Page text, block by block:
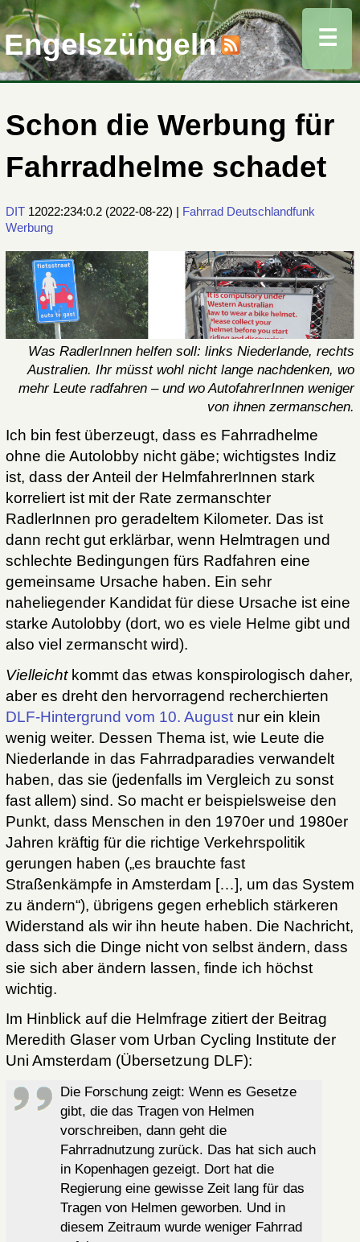
Engelszüngeln
Schon die Werbung für
Fahrradhelme schadet
DIT 12022:234:0.2 (2022-08-22) | Fahrrad Deutschlandfunk
Werbung
Was RadlerInnen helfen soll: links Niederlande, rechts
Australien. Ihr müsst wohl nicht lange nachdenken, wo
mehr Leute radfahren – und wo AutofahrerInnen weniger
von ihnen zermanschen.
Ich bin fest überzeugt, dass es Fahrradhelme
ohne die Autolobby nicht gäbe; wichtigstes Indiz
ist, dass der Anteil der HelmfahrerInnen stark
korreliert ist mit der Rate zermanschter
RadlerInnen pro geradeltem Kilometer. Das ist
dann recht gut erklärbar, wenn Helmtragen und
schlechte Bedingungen fürs Radfahren eine
gemeinsame Ursache haben. Ein sehr
naheliegender Kandidat für diese Ursache ist eine
starke Autolobby (dort, wo es viele Helme gibt und
also viel zermanscht wird).
Vielleichtkommt das etwas konspirologisch daher,
aber es dreht den hervorragend recherchierten
DLF-Hintergrund vom 10. Augustnur ein klein
wenig weiter. Dessen Thema ist, wie Leute die
Niederlande in das Fahrradparadies verwandelt
haben, das sie (jedenfalls im Vergleich zu sonst
fast allem) sind. So macht er beispielsweise den
Punkt, dass Menschen in den 1970er und 1980er
Jahren kräftig für die richtige Verkehrspolitik
gerungen haben („es brauchte fast
Straßenkämpfe in Amsterdam […], um das System
zu ändern“), übrigens gegen erheblich stärkeren
Widerstand als wir ihn heute haben. Die Nachricht,
dass sich die Dinge nicht von selbst ändern, dass
sie sich aber ändern lassen, finde ich höchst
wichtig.
Im Hinblick auf die Helmfrage zitiert der Beitrag
Meredith Glaser vom Urban Cycling Institute der
Uni Amsterdam (Übersetzung DLF):
Die Forschung zeigt: Wenn es Gesetze
gibt, die das Tragen von Helmen
vorschreiben, dann geht die
Fahrradnutzung zurück. Das hat sich auch
in Kopenhagen gezeigt. Dort hat die
Regierung eine gewisse Zeit lang für das
Tragen von Helmen geworben. Und in
diesem Zeitraum wurde weniger Fahrrad
☰